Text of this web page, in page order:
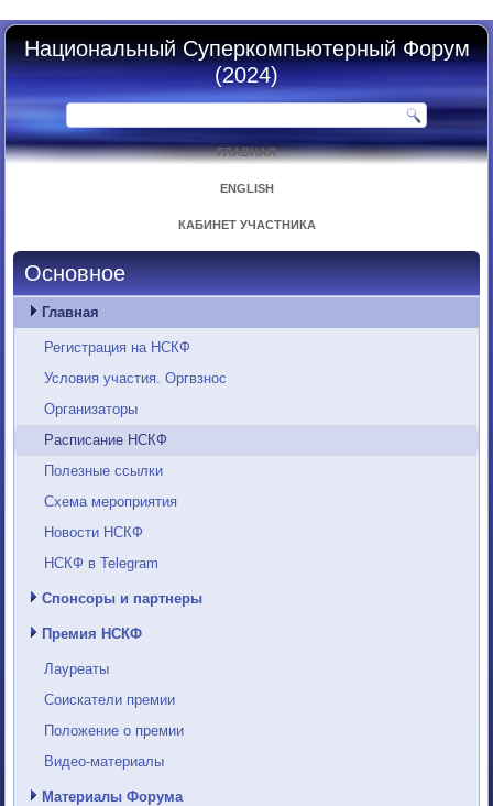
Национальный Суперкомпьютерный Форум
(2024)
ГЛАВНАЯ
ENGLISH
КАБИНЕТ УЧАСТНИКА
Основное
Главная
Регистрация на НСКФ
Условия участия. Оргвзнос
Организаторы
Расписание НСКФ
Полезные ссылки
Схема мероприятия
Новости НСКФ
НСКФ в Telegram
Спонсоры и партнеры
Премия НСКФ
Лауреаты
Соискатели премии
Положение о премии
Видео-материалы
Материалы Форума